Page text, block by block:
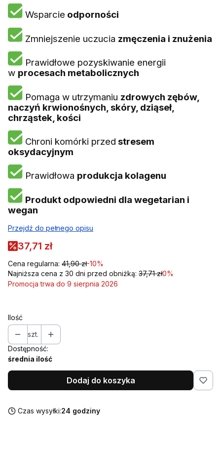
Wsparcie odporności
Zmniejszenie uczucia zmęczenia i znużenia
Prawidłowe pozyskiwanie energii
w procesach metabolicznych
Pomaga w utrzymaniu zdrowych zębów,
naczyń krwionośnych, skóry, dziąseł,
chrząstek, kości
Chroni komórki przed stresem
oksydacyjnym
Prawidłowa produkcja kolagenu
Produkt odpowiedni dla wegetarian i
wegan
Przejdź do pełnego opisu
37,71 zł
Cena regularna: 41,90 zł-10%
Najniższa cena z 30 dni przed obniżką: 37,71 zł0%
Promocja trwa do 9 sierpnia 2026
Ilość
szt.
Dostępność:
średnia ilość
Dodaj do koszyka
Czas wysyłki:24 godziny